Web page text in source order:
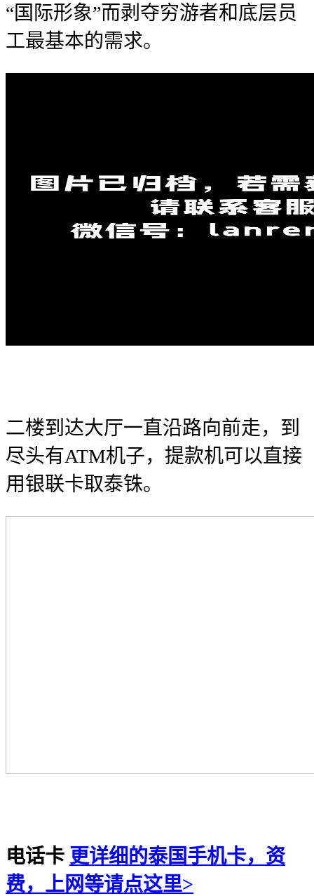
“国际形象”而剥夺穷游者和底层员
工最基本的需求。
二楼到达大厅一直沿路向前走，到
尽头有ATM机子，提款机可以直接
用银联卡取泰铢。
电话卡 更详细的泰国手机卡，资
费，上网等请点这里>